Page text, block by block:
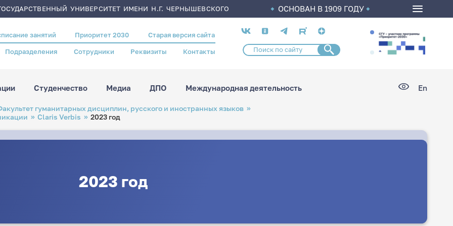
УНИВЕРСИТЕТ ИМЕНИ Н.Г. ЧЕРНЫШЕВСКОГО ОСНОВАН В 1909 ГОДУ
занятий Приоритет 2030 Старая версия сайта
Подразделения Сотрудники Реквизиты Контакты
Социальные
сети
Студенчество Медиа ДПО Международная деятельность En
гуманитарных дисциплин, русского и иностранных языков
Claris Verbis 2023 год
2023 год